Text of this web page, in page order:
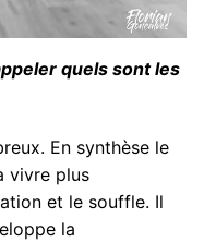
quels sont les
En synthèse le
vivre plus
et le souffle. Il
la